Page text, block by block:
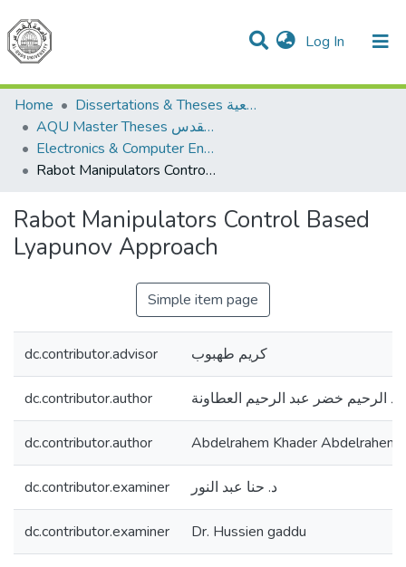
Log In (current)
Communities & Collections
All of DSpace
Home
Dissertations & Theses الرسائل الجامعية
AQU Master Theses الرسائل الجامعية الخاصة بجامعة القدس
Electronics & Computer Engineering هندسة الإلكترونيات والحاسوب
Rabot Manipulators Control Based Lyapunov Approach
Rabot Manipulators Control Based
Lyapunov Approach
Simple item page
dc.contributor.advisor كريم طهبوب
dc.contributor.author الرحيم خضر عبد الرحيم العطاونة
dc.contributor.author Abdelrahem Khader Abdelrahem
dc.contributor.examiner د. حنا عبد النور
dc.contributor.examiner Dr. Hussien gaddu